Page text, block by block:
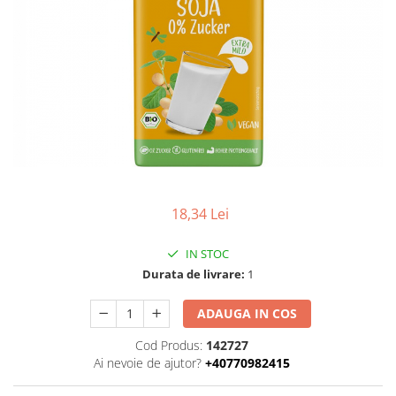
Ciocolata, cacao si cafea
Cafea bio din cereale
Sare si mixuri de sare
Dulceata si creme bio
Compoturi bio
18,34 Lei
IN STOC
Durata de livrare: 1
ADAUGA IN COS
Cod Produs: 142727
Ai nevoie de ajutor? +40770982415